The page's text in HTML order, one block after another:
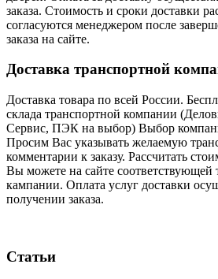
заказа. Стоимость и сроки доставки
согласуются менеджером после
заказа на сайте.
Доставка транспортной
Доставка товара по всей России.
склада транспортной компании
Сервис, ПЭК на выбор) Выбор
Просим Вас указывать желаемую
комментарии к заказу. Рассчитать
Вы можете на сайте соответствующей
кампании. Оплата услуг доставки
получении заказа.
Статьи